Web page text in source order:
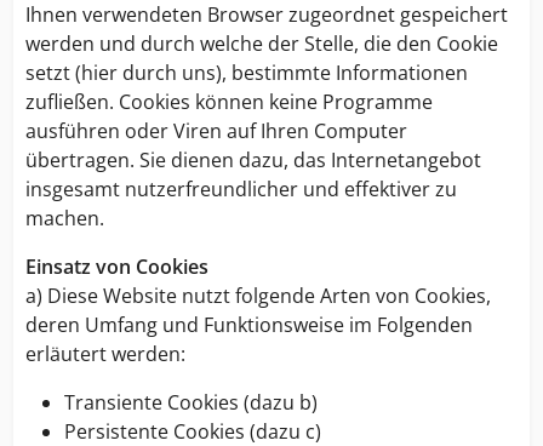
Ihnen verwendeten Browser zugeordnet gespeichert
werden und durch welche der Stelle, die den Cookie
setzt (hier durch uns), bestimmte Informationen
zufließen. Cookies können keine Programme
ausführen oder Viren auf Ihren Computer
übertragen. Sie dienen dazu, das Internetangebot
insgesamt nutzerfreundlicher und effektiver zu
machen.
Einsatz von Cookies
a) Diese Website nutzt folgende Arten von Cookies,
deren Umfang und Funktionsweise im Folgenden
erläutert werden:
Transiente Cookies (dazu b)
Persistente Cookies (dazu c)